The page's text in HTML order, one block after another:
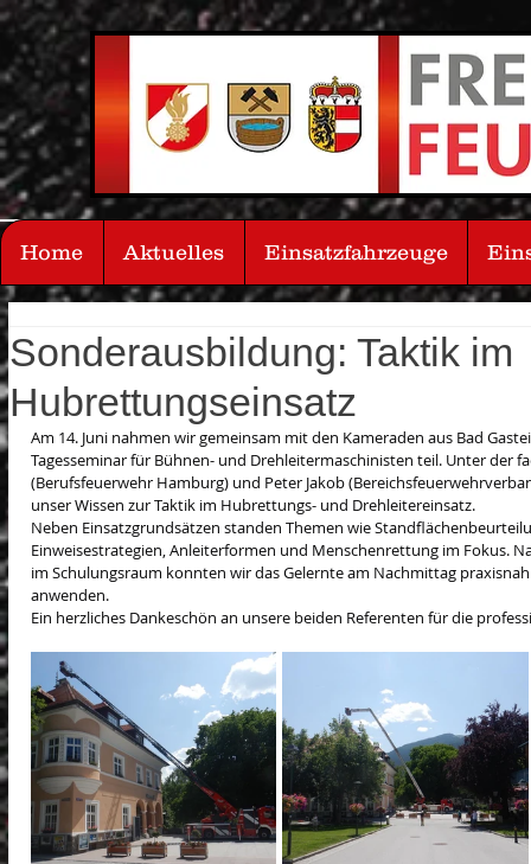
Sonderausbildung: Taktik im
Hubrettungseinsatz
Am 14. Juni nahmen wir gemeinsam mit den Kameraden aus Bad
Tagesseminar für Bühnen- und Drehleitermaschinisten teil. Unter der
(Berufsfeuerwehr Hamburg) und Peter Jakob
unser Wissen zur Taktik im Hubrettungs- und Drehleitereinsatz.
Neben Einsatzgrundsätzen standen Themen wie
Einweisestrategien, Anleiterformen und Menschenrettung im Fokus.
im Schulungsraum konnten wir das Gelernte am Nachmittag
anwenden.
Ein herzliches Dankeschön an unsere beiden Referenten für die
Home Aktuelles Einsatzfahrzeuge